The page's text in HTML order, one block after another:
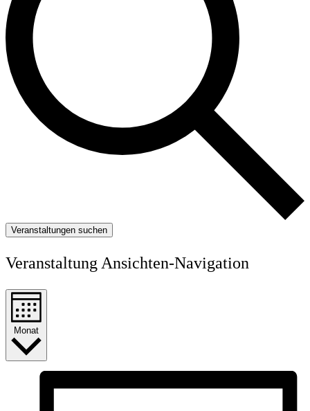
Veranstaltungen suchen
Veranstaltung Ansichten-Navigation
Monat